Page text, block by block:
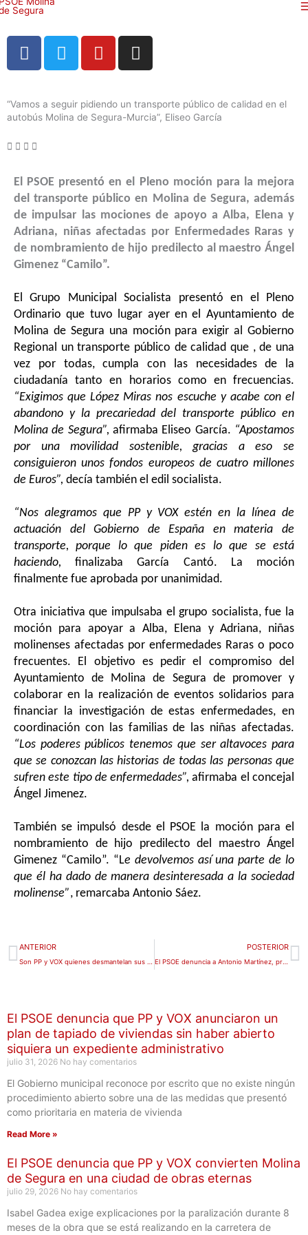
Ir
contenido
F
a
b
o
T
w
t
Y
o
u
b
I
n
a
m
“Vamos a seguir pidiendo un transporte público de calidad en el
autobús Molina de Segura-Murcia”, Eliseo García
El PSOE presentó en el Pleno moción para la mejora
del transporte público en Molina de Segura, además
de impulsar las mociones de apoyo a Alba, Elena y
Adriana, niñas afectadas por Enfermedades Raras y
de nombramiento de hijo predilecto al maestro Ángel
Gimenez “Camilo”.
El Grupo Municipal Socialista presentó en el Pleno
Ordinario que tuvo lugar ayer en el Ayuntamiento de
Molina de Segura una moción para exigir al Gobierno
Regional un transporte público de calidad que , de una
vez por todas, cumpla con las necesidades de la
ciudadanía tanto en horarios como en frecuencias.
“Exigimos que López Miras nos escuche y acabe con el
abandono y la precariedad del transporte público en
Molina de Segura”, afirmaba Eliseo García. “Apostamos
por una movilidad sostenible, gracias a eso se
consiguieron unos fondos europeos de cuatro millones
de Euros”, decía también el edil socialista.
“Nos alegramos que PP y VOX estén en la línea de
actuación del Gobierno de España en materia de
transporte, porque lo que piden es lo que se está
haciendo,finalizaba García Cantó. La moción
finalmente fue aprobada por unanimidad.
Otra iniciativa que impulsaba el grupo socialista, fue la
moción para apoyar a Alba, Elena y Adriana, niñas
molinenses afectadas por enfermedades Raras o poco
frecuentes. El objetivo es pedir el compromiso del
Ayuntamiento de Molina de Segura de promover y
colaborar en la realización de eventos solidarios para
financiar la investigación de estas enfermedades, en
coordinación con las familias de las niñas afectadas.
“Los poderes públicos tenemos que ser altavoces para
que se conozcan las historias de todas las personas que
sufren este tipo de enfermedades”,afirmaba el concejal
Ángel Jimenez.
También se impulsó desde el PSOE la moción para el
nombramiento de hijo predilecto del maestro Ángel
Gimenez “Camilo”. “Le devolvemos así una parte de lo
que él ha dado de manera desinteresada a la sociedad
molinense”, remarcaba Antonio Sáez.
Ant
ANTERIOR POSTERIOR
El PSOE denuncia a Antonio Martínez, primer teniente de alcalde y miembro de VOX, por las calumnias e injurias que ha publicado en redes sociales y reclama al alcalde del PP que actúe contra estas conductas.
El PSOE denuncia que PP y VOX anunciaron un
plan de tapiado de viviendas sin haber abierto
siquiera un expediente administrativo
julio 31, 2026 No hay comentarios
El Gobierno municipal reconoce por escrito que no existe ningún
procedimiento abierto sobre una de las medidas que presentó
como prioritaria en materia de vivienda
Read More »
El PSOE denuncia que PP y VOX convierten Molina
de Segura en una ciudad de obras eternas
julio 29, 2026 No hay comentarios
Isabel Gadea exige explicaciones por la paralización durante 8
meses de la obra que se está realizando en la carretera de